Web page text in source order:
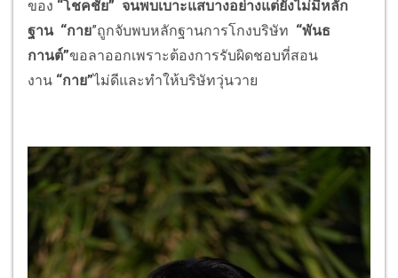
ของ “โชคชัย” จนพบเบาะแสบางอย่างแต่ยังไม่มีหลัก
ฐาน “กาย”ถูกจับพบหลักฐานการโกงบริษัท “พันธ
กานต์”ขอลาออกเพราะต้องการรับผิดชอบที่สอน
งาน “กาย”ไม่ดีและทำให้บริษัทวุ่นวาย